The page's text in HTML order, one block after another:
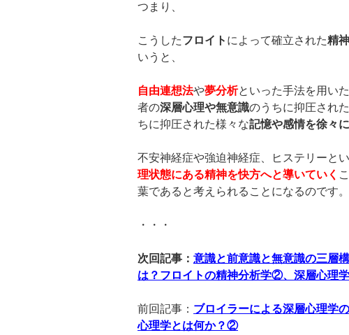
つまり、
こうしたフロイト によって確立された精
いうと、
自由連想法や夢分析といった手法を用いた
者の深層心理や無意識のうちに抑圧された
ちに抑圧された様々な記憶や感情を徐々
不安神経症や強迫神経症、ヒステリーと
理状態にある精神を快方へと導いていく
葉であると考えられることになるのです。
・・・
次回記事： 意識と前意識と無意識の三層
は？フロイトの精神分析学②、深層心理
前回記事： ブロイラーによる深層心理学
心理学とは何か？②